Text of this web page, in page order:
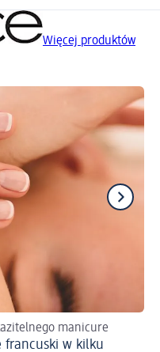
Więcej produktów
manicure
francuski w kilku